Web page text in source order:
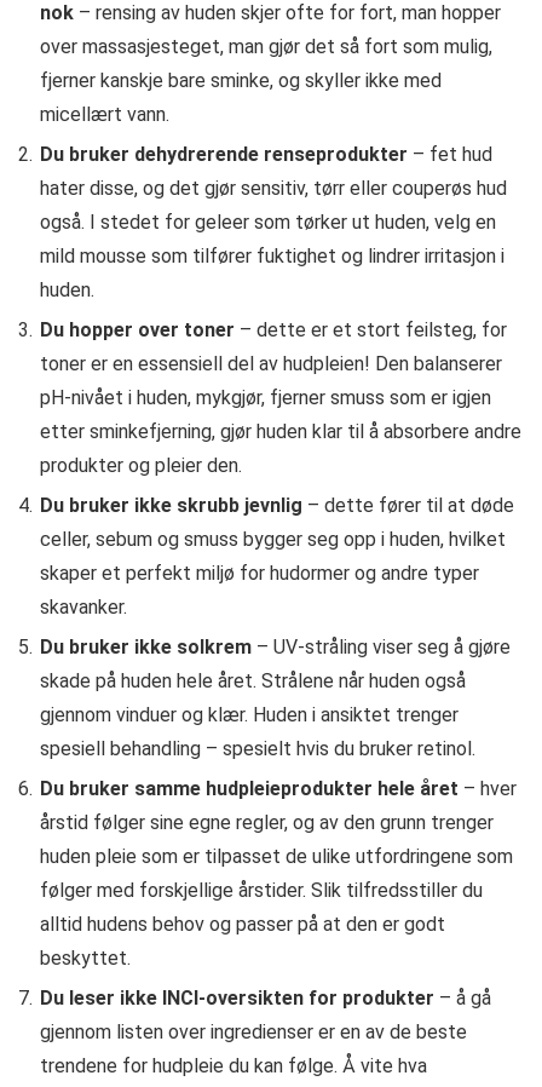
nok – rensing av huden skjer ofte for fort, man hopper
over massasjesteget, man gjør det så fort som mulig,
fjerner kanskje bare sminke, og skyller ikke med
micellært vann.
Du bruker dehydrerende renseprodukter – fet hud
hater disse, og det gjør sensitiv, tørr eller couperøs hud
også. I stedet for geleer som tørker ut huden, velg en
mild mousse som tilfører fuktighet og lindrer irritasjon i
huden.
Du hopper over toner – dette er et stort feilsteg, for
toner er en essensiell del av hudpleien! Den balanserer
pH-nivået i huden, mykgjør, fjerner smuss som er igjen
etter sminkefjerning, gjør huden klar til å absorbere andre
produkter og pleier den.
Du bruker ikke skrubb jevnlig – dette fører til at døde
celler, sebum og smuss bygger seg opp i huden, hvilket
skaper et perfekt miljø for hudormer og andre typer
skavanker.
Du bruker ikke solkrem – UV-stråling viser seg å gjøre
skade på huden hele året. Strålene når huden også
gjennom vinduer og klær. Huden i ansiktet trenger
spesiell behandling – spesielt hvis du bruker retinol.
Du bruker samme hudpleieprodukter hele året – hver
årstid følger sine egne regler, og av den grunn trenger
huden pleie som er tilpasset de ulike utfordringene som
følger med forskjellige årstider. Slik tilfredsstiller du
alltid hudens behov og passer på at den er godt
beskyttet.
Du leser ikke INCI-oversikten for produkter – å gå
gjennom listen over ingredienser er en av de beste
trendene for hudpleie du kan følge. Å vite hva